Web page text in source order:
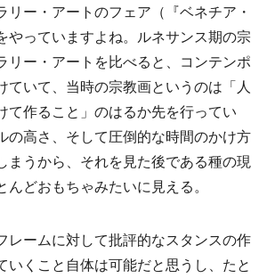
リー・アートのフェア（『ベネチア・
やっていますよね。ルネサンス期の宗
リー・アートを比べると、コンテンポ
ていて、当時の宗教画というのは「人
て作ること」のはるか先を行ってい
の高さ、そして圧倒的な時間のかけ方
まうから、それを見た後である種の現
どおもちゃみたいに見える。
レームに対して批評的なスタンスの作
いくこと自体は可能だと思うし、たと